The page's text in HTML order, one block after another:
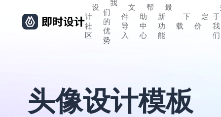
设
计
社
区
我
们
的
优
势
文
件
导
入
帮
助
中
心
最
新
功
能
下
载
定
价
于
我
们
头像设计模板